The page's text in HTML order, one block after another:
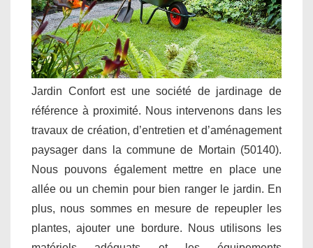
Jardin Confort est une société de jardinage de
référence à proximité. Nous intervenons dans les
travaux de création, d’entretien et d’aménagement
paysager dans la commune de Mortain (50140).
Nous pouvons également mettre en place une
allée ou un chemin pour bien ranger le jardin. En
plus, nous sommes en mesure de repeupler les
plantes, ajouter une bordure. Nous utilisons les